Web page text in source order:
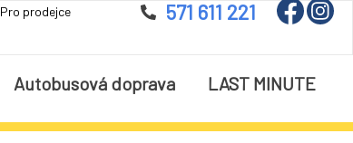
Pro prodejce 571 611 221
Autobusová doprava LAST MINUTE